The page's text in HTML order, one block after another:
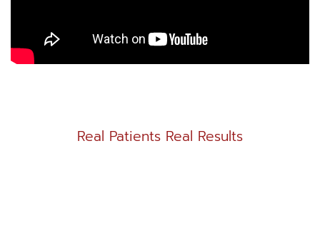
Real Patients Real Results